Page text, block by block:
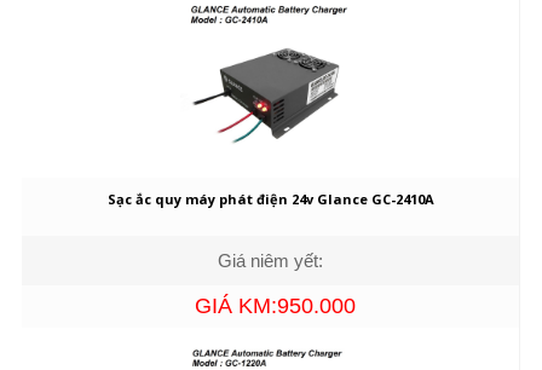
Sạc ắc quy máy phát điện 24v Glance GC-2410A
Giá niêm yết:
GIÁ KM:950.000